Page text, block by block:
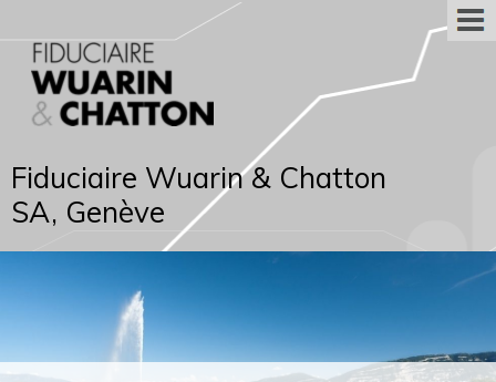
Fiduciaire Wuarin & Chatton
SA, Genève